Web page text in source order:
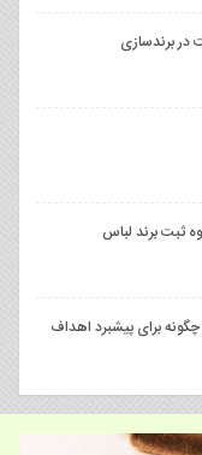
برندسازی
ثبت برند لباس
چگونه برای پیشبرد اهداف